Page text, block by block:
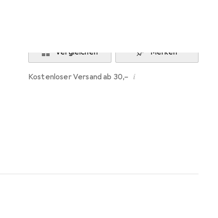
Vergleichen Merken
Kostenloser Versand ab 30,– i